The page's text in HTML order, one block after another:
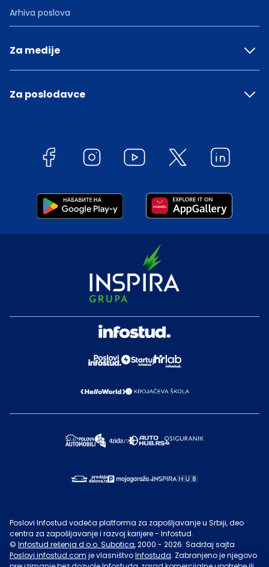
Arhiva poslova
Za medije
Za poslodavce
Poslovi Infostud vodeća platforma za zapošljavanje u Srbiji, deo
centra za zapošljavanje i razvoj karijere - Infostud.
© Infostud rešenja d.o.o. Subotica, 2000 - 2026. Sadržaj sajta
Poslovi.infostud.com je vlasništvoInfostuda. Zabranjeno je njegovo